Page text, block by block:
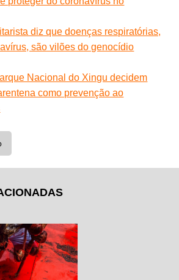
diz que doenças respiratórias,
são vilões do genocídio
Nacional do Xingu decidem
como prevenção ao